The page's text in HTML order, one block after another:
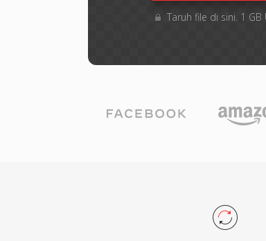
Taruh file di sini. 1